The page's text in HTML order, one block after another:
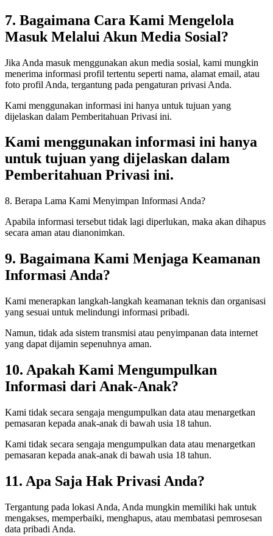
7. Bagaimana Cara Kami Mengelola
Masuk Melalui Akun Media Sosial?
Jika Anda masuk menggunakan akun media sosial, kami mungkin
menerima informasi profil tertentu seperti nama, alamat email, atau
foto profil Anda, tergantung pada pengaturan privasi Anda.
Kami menggunakan informasi ini hanya untuk tujuan yang
dijelaskan dalam Pemberitahuan Privasi ini.
Kami menggunakan informasi ini hanya
untuk tujuan yang dijelaskan dalam
Pemberitahuan Privasi ini.
8. Berapa Lama Kami Menyimpan Informasi Anda?
Apabila informasi tersebut tidak lagi diperlukan, maka akan dihapus
secara aman atau dianonimkan.
9. Bagaimana Kami Menjaga Keamanan
Informasi Anda?
Kami menerapkan langkah-langkah keamanan teknis dan organisasi
yang sesuai untuk melindungi informasi pribadi.
Namun, tidak ada sistem transmisi atau penyimpanan data internet
yang dapat dijamin sepenuhnya aman.
10. Apakah Kami Mengumpulkan
Informasi dari Anak-Anak?
Kami tidak secara sengaja mengumpulkan data atau menargetkan
pemasaran kepada anak-anak di bawah usia 18 tahun.
Kami tidak secara sengaja mengumpulkan data atau menargetkan
pemasaran kepada anak-anak di bawah usia 18 tahun.
11. Apa Saja Hak Privasi Anda?
Tergantung pada lokasi Anda, Anda mungkin memiliki hak untuk
mengakses, memperbaiki, menghapus, atau membatasi pemrosesan
data pribadi Anda.